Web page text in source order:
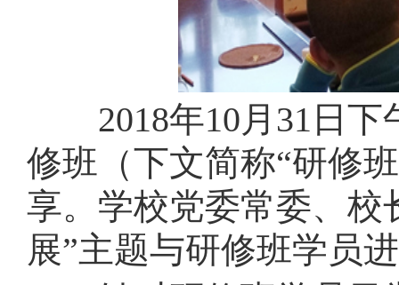
2018年10月31日
修班（下文简称“研修
享。学校党委常委、校
展”主题与研修班学员